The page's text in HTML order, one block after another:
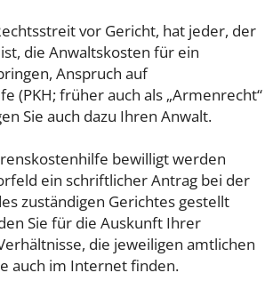
vor Gericht, hat jeder, der
die Anwaltskosten für ein
Anspruch auf
(PKH; früher auch als „Armenrecht“
Sie auch dazu Ihren Anwalt.
bewilligt werden
ein schriftlicher Antrag bei der
zuständigen Gerichtes gestellt
Sie für die Auskunft Ihrer
die jeweiligen amtlichen
auch im Internet finden.